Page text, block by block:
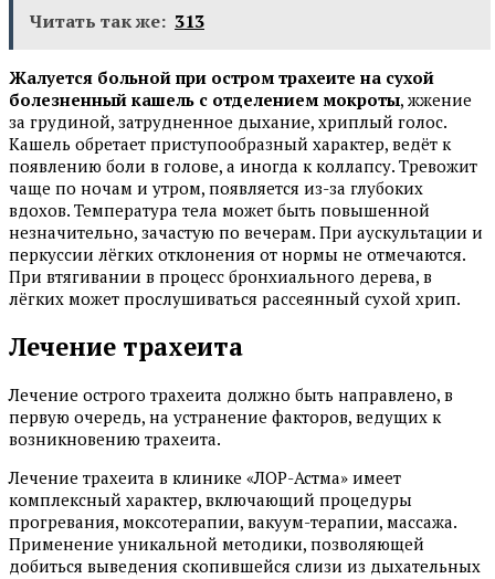
Читать так же: 313
Жалуется больной при остром трахеите на сухой
болезненный кашель с отделением мокроты, жжение
за грудиной, затрудненное дыхание, хриплый голос.
Кашель обретает приступообразный характер, ведёт к
появлению боли в голове, а иногда к коллапсу. Тревожит
чаще по ночам и утром, появляется из-за глубоких
вдохов. Температура тела может быть повышенной
незначительно, зачастую по вечерам. При аускультации и
перкуссии лёгких отклонения от нормы не отмечаются.
При втягивании в процесс бронхиального дерева, в
лёгких может прослушиваться рассеянный сухой хрип.
Лечение трахеита
Лечение острого трахеита должно быть направлено, в
первую очередь, на устранение факторов, ведущих к
возникновению трахеита.
Лечение трахеита в клинике «ЛОР-Астма» имеет
комплексный характер, включающий процедуры
прогревания, моксотерапии, вакуум-терапии, массажа.
Применение уникальной методики, позволяющей
добиться выведения скопившейся слизи из дыхательных